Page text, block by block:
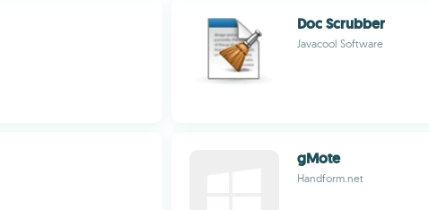
Doc Scrubber
Javacool Software
gMote
Handform.net